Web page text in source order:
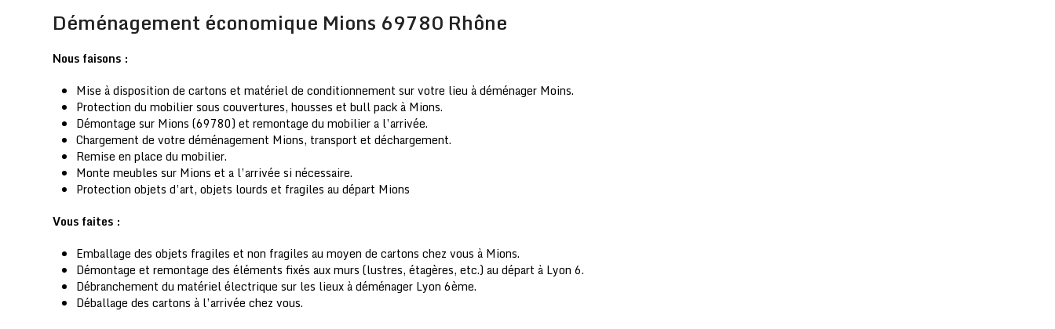
Déménagement économique Mions 69780 Rhône
Nous faisons :
Mise à disposition de cartons et matériel de conditionnement sur votre lieu à déménager Moins.
Protection du mobilier sous couvertures, housses et bull pack à Mions.
Démontage sur Mions (69780) et remontage du mobilier a l’arrivée.
Chargement de votre déménagement Mions, transport et déchargement.
Remise en place du mobilier.
Monte meubles sur Mions et a l’arrivée si nécessaire.
Protection objets d’art, objets lourds et fragiles au départ Mions
Vous faites :
Emballage des objets fragiles et non fragiles au moyen de cartons chez vous à Mions.
Démontage et remontage des éléments fixés aux murs (lustres, étagères, etc.) au départ à Lyon 6.
Débranchement du matériel électrique sur les lieux à déménager Lyon 6ème.
Déballage des cartons à l’arrivée chez vous.